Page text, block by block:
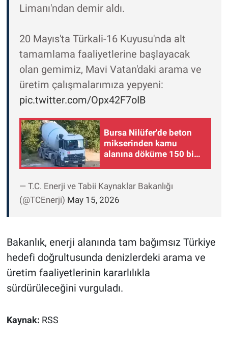
Limanı'ndan demir aldı.
20 Mayıs'ta Türkali-16 Kuyusu'nda alt
tamamlama faaliyetlerine başlayacak
olan gemimiz, Mavi Vatan'daki arama ve
üretim çalışmalarımıza yepyeni:
pic.twitter.com/Opx42F7oIB
Bursa Nilüfer'de beton
mikserinden kamu
alanına döküme 150 bin
— T.C. Enerji ve Tabii Kaynaklar Bakanlığı
(@TCEnerji) May 15, 2026
Bakanlık, enerji alanında tam bağımsız Türkiye
hedefi doğrultusunda denizlerdeki arama ve
üretim faaliyetlerinin kararlılıkla
sürdürüleceğini vurguladı.
Kaynak: RSS